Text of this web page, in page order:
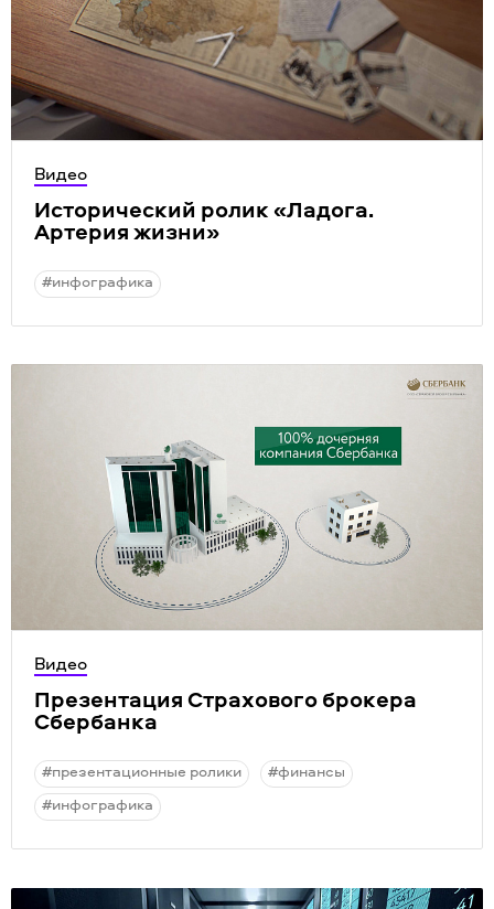
Видео
Исторический ролик «Ладога.
Артерия жизни»
#инфографика
Видео
Презентация Страхового брокера
Сбербанка
#презентационные ролики
#финансы
#инфографика